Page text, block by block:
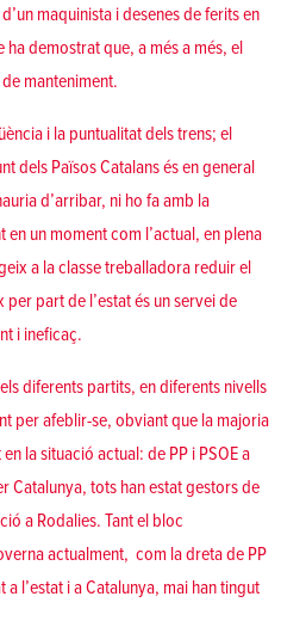
maquinista i desenes de ferits en
ha demostrat que, a més a més, el
manteniment.
i la puntualitat dels trens; el
dels Països Catalans és en general
d’arribar, ni ho fa amb la
un moment com l’actual, en plena
a la classe treballadora reduir el
part de l’estat és un servei de
i ineficaç.
diferents partits, en diferents nivells
per afeblir-se, obviant que la majoria
la situació actual: de PP i PSOE a
Catalunya, tots han estat gestors de
a Rodalies. Tant el bloc
actualment, com la dreta de PP
l’estat i a Catalunya, mai han tingut